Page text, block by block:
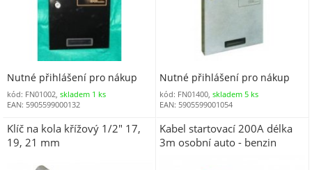
Nutné přihlášení pro nákup
kód: FN01002, skladem 1 ks
EAN: 5905599000132
Nutné přihlášení pro nákup
kód: FN01400,skladem 5 ks
EAN: 5905599001054
Klíč na kola křížový 1/2" 17,
19, 21 mm
Kabel startovací 200A délka
3m osobní auto - benzin